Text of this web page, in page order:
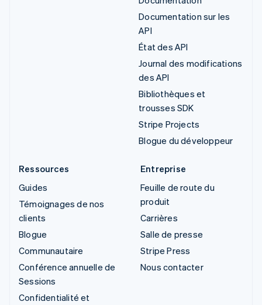
Documentation sur les
API
État des API
Journal des modifications
des API
Bibliothèques et
trousses SDK
Stripe Projects
Blogue du développeur
Ressources
Guides
Témoignages de nos
clients
Blogue
Communautaire
Conférence annuelle de
Sessions
Confidentialité et
Entreprise
Feuille de route du
produit
Carrières
Salle de presse
Stripe Press
Nous contacter